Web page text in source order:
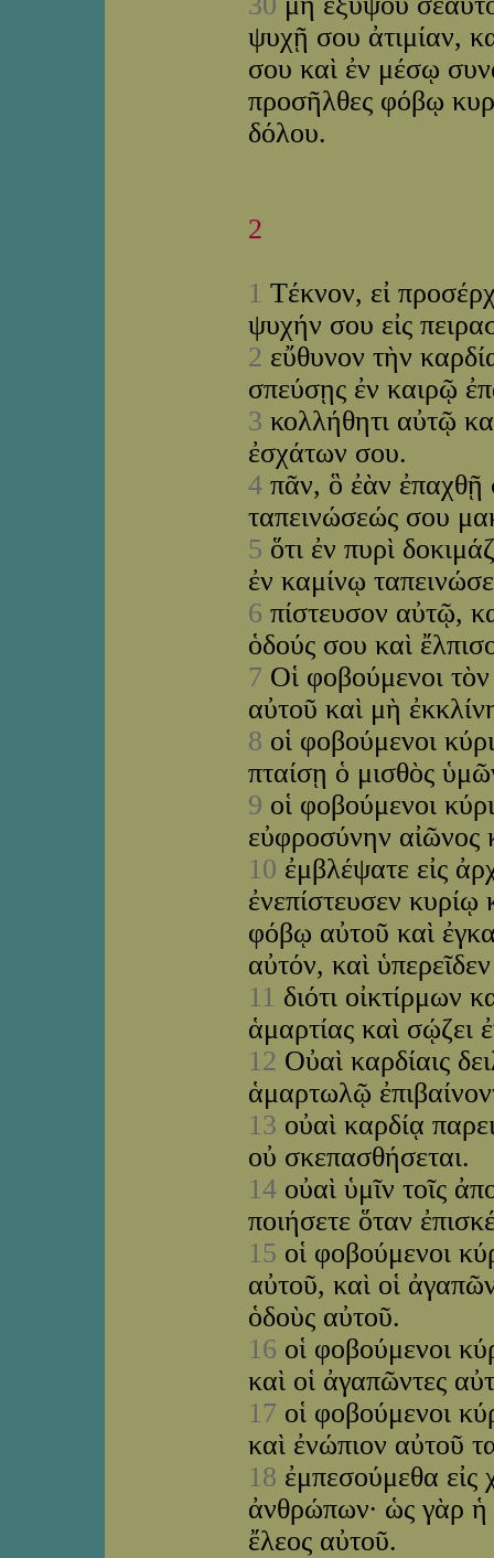
ψυχῇ σου ἀτιμίαν,
σου καὶ ἐν μέσῳ
προσῆλθες φόβῳ
δόλου.
2
1 Τέκνον, εἰ
ψυχήν σου εἰς
2 εὔθυνον τὴν
σπεύσῃς ἐν καιρῷ
3 κολλήθητι αὐτῷ
ἐσχάτων σου.
4 πᾶν, ὃ ἐὰν ἐπαχθῇ
ταπεινώσεώς σου
5 ὅτι ἐν πυρὶ
ἐν καμίνῳ
6 πίστευσον αὐτῷ,
ὁδούς σου καὶ
7 Οἱ φοβούμενοι
αὐτοῦ καὶ μὴ
8 οἱ φοβούμενοι
πταίσῃ ὁ μισθὸς
9 οἱ φοβούμενοι
εὐφροσύνην αἰῶνος
10 ἐμβλέψατε εἰς
ἐνεπίστευσεν κυρίῳ
φόβῳ αὐτοῦ καὶ
αὐτόν, καὶ
11 διότι οἰκτίρμων
ἁμαρτίας καὶ σῴζει
12 Οὐαὶ καρδίαις
ἁμαρτωλῷ
13 οὐαὶ καρδίᾳ
οὐ σκεπασθήσεται.
14 οὐαὶ ὑμῖν τοῖς
ποιήσετε ὅταν
15 οἱ φοβούμενοι
αὐτοῦ, καὶ οἱ
ὁδοὺς αὐτοῦ.
16 οἱ φοβούμενοι
καὶ οἱ ἀγαπῶντες
17 οἱ φοβούμενοι
καὶ ἐνώπιον αὐτοῦ
18 ἐμπεσούμεθα εἰς
ἀνθρώπων· ὡς γὰρ
ἔλεος αὐτοῦ.